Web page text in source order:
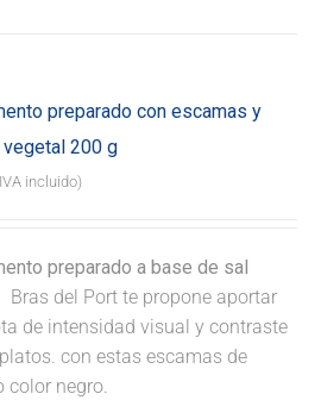
preparado con escamas y
vegetal 200 g
incluido)
preparado a base de sal
Bras del Port te propone aportar
de intensidad visual y contraste
con estas escamas de
color negro.